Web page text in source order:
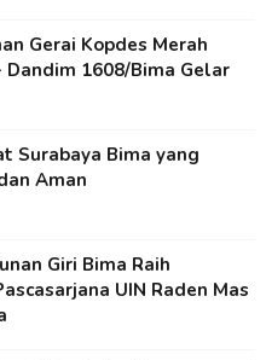
Gerai Kopdes Merah
1608/Bima Gelar
Surabaya Bima yang
Aman
Giri Bima Raih
UIN Raden Mas